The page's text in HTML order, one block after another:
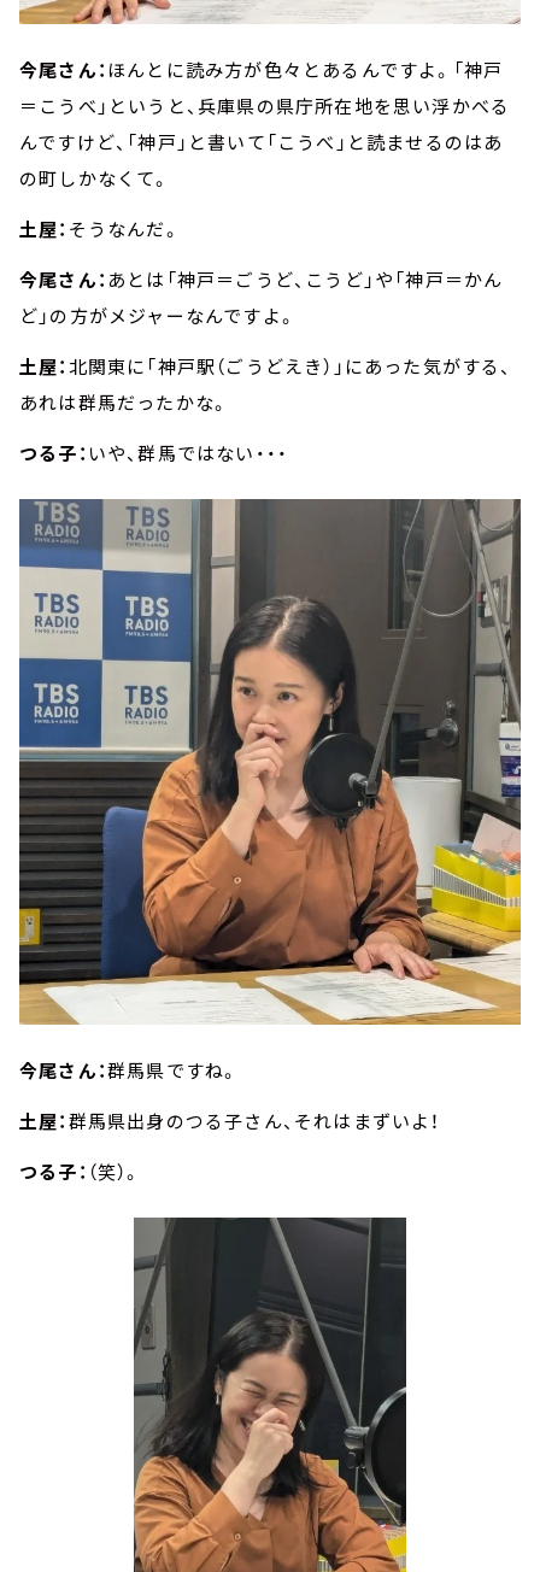
今尾さん：ほんとに読み方が色々とあるんですよ。「神戸
＝こうべ」というと、兵庫県の県庁所在地を思い浮かべる
んですけど、「神戸」と書いて「こうべ」と読ませるのはあ
の町しかなくて。
土屋： そうなんだ。
今尾さん： あとは「神戸＝ごうど、こうど」や「神戸＝かん
ど」の方がメジャーなんですよ。
土屋：北関東に「神戸駅（ごうどえき）」にあった気がする、
あれは群馬だったかな。
つる子： いや、群馬ではない・・・
今尾さん：群馬県ですね。
土屋：群馬県出身のつる子さん、それはまずいよ！
つる子： （笑）。